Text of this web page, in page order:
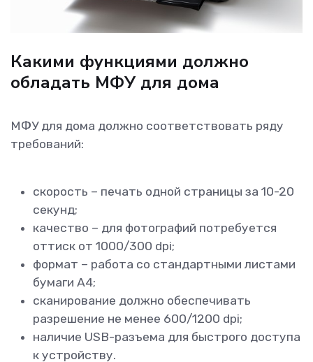
Какими функциями должно
обладать МФУ для дома
МФУ для дома должно соответствовать ряду
требований:
скорость – печать одной страницы за 10-20
секунд;
качество – для фотографий потребуется
оттиск от 1000/300 dpi;
формат – работа со стандартными листами
бумаги А4;
сканирование должно обеспечивать
разрешение не менее 600/1200 dpi;
наличие USB-разъема для быстрого доступа
к устройству.